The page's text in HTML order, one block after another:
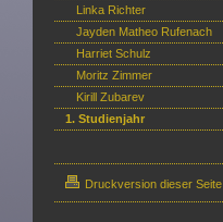
Linka Richter
Jayden Matheo Rufenach
Harriet Schulz
Moritz Zimmer
Kirill Zubarev
1. Studienjahr
Druckversion dieser Seite